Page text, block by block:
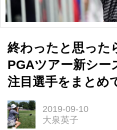
終わったと思った
PGAツアー新シー
注目選手をまとめ
2019-09-10
大泉英子